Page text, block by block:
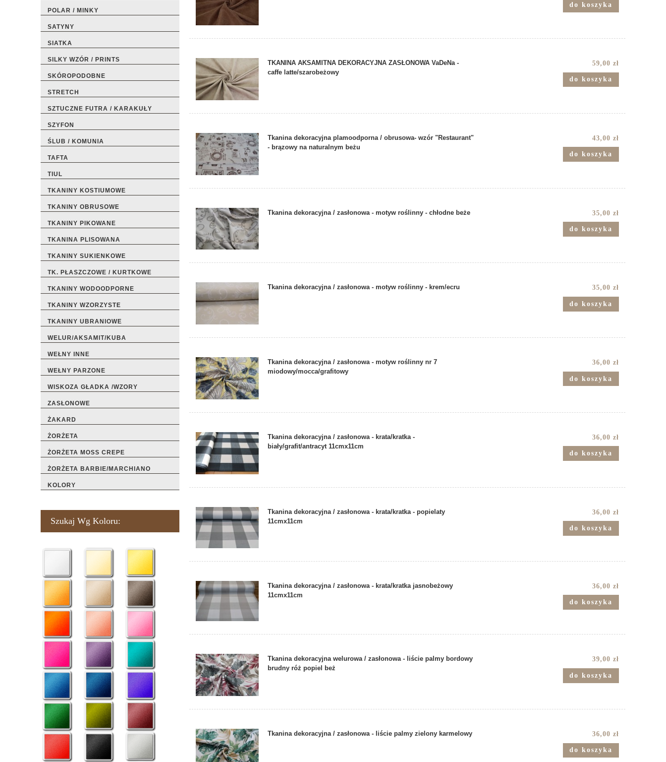
POLAR / MINKY
SATYNY
SIATKA
SILKY WZÓR / PRINTS
SKÓROPODOBNE
STRETCH
SZTUCZNE FUTRA / KARAKUŁY
SZYFON
ŚLUB / KOMUNIA
TAFTA
TIUL
TKANINY KOSTIUMOWE
TKANINY OBRUSOWE
TKANINY PIKOWANE
TKANINA PLISOWANA
TKANINY SUKIENKOWE
TK. PŁASZCZOWE / KURTKOWE
TKANINY WODOODPORNE
TKANINY WZORZYSTE
TKANINY UBRANIOWE
WELUR/AKSAMIT/KUBA
WEŁNY INNE
WEŁNY PARZONE
WISKOZA GŁADKA /WZORY
ZASŁONOWE
ŻAKARD
ŻORŻETA
ŻORŻETA MOSS CREPE
ŻORŻETA BARBIE/MARCHIANO
KOLORY
Szukaj Wg Koloru:
do koszyka
TKANINA AKSAMITNA DEKORACYJNA ZASŁONOWA VaDeNa -
caffe latte/szarobeżowy
59,00 zł
do koszyka
Tkanina dekoracyjna plamoodporna / obrusowa- wzór "Restaurant"
- brązowy na naturalnym beżu
43,00 zł
do koszyka
Tkanina dekoracyjna / zasłonowa - motyw roślinny - chłodne beże 35,00 zł
do koszyka
Tkanina dekoracyjna / zasłonowa - motyw roślinny - krem/ecru 35,00 zł
do koszyka
Tkanina dekoracyjna / zasłonowa - motyw roślinny nr 7
miodowy/mocca/grafitowy
36,00 zł
do koszyka
Tkanina dekoracyjna / zasłonowa - krata/kratka -
biały/grafit/antracyt 11cmx11cm
36,00 zł
do koszyka
Tkanina dekoracyjna / zasłonowa - krata/kratka - popielaty
11cmx11cm
36,00 zł
do koszyka
Tkanina dekoracyjna / zasłonowa - krata/kratka jasnobeżowy
11cmx11cm
36,00 zł
do koszyka
Tkanina dekoracyjna welurowa / zasłonowa - liście palmy bordowy
brudny róż popiel beż
39,00 zł
do koszyka
Tkanina dekoracyjna / zasłonowa - liście palmy zielony karmelowy 36,00 zł
do koszyka